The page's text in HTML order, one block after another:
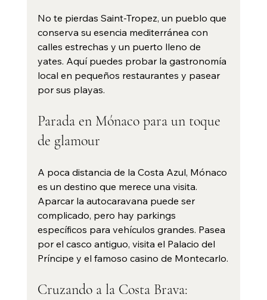
No te pierdas Saint-Tropez, un pueblo que
conserva su esencia mediterránea con
calles estrechas y un puerto lleno de
yates. Aquí puedes probar la gastronomía
local en pequeños restaurantes y pasear
por sus playas.
Parada en Mónaco para un toque
de glamour
A poca distancia de la Costa Azul, Mónaco
es un destino que merece una visita.
Aparcar la autocaravana puede ser
complicado, pero hay parkings
específicos para vehículos grandes. Pasea
por el casco antiguo, visita el Palacio del
Príncipe y el famoso casino de Montecarlo.
Cruzando a la Costa Brava: